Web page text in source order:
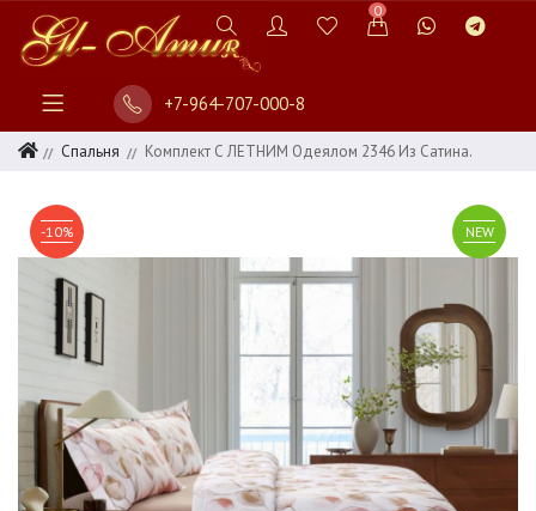
0
+7-964-707-000-8
Спальня Комплект С ЛЕТНИМ Одеялом 2346 Из Сатина.
NEW
-10%